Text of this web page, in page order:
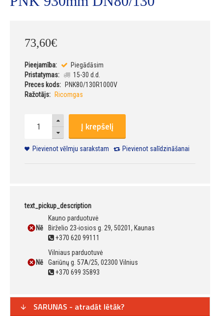
73,60€
Pieejamība:
Piegādāsim
Pristatymas:
15-30 d.d.
Preces kods:
PNK80/130R1000V
Ražotājs:
Ricomgas
Į krepšelį
Pievienot vēlmju sarakstam Pievienot salīdzināšanai
text_pickup_description
Nē
Kauno parduotuvė
Birželio 23-iosios g. 29, 50201, Kaunas
+370 620 99111
Nē
Vilniaus parduotuvė
Gariūnų g. 57A/25, 02300 Vilnius
+370 699 35893
SARUNAS - atradāt lētāk?